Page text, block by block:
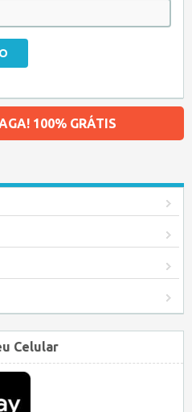
100% GRÁTIS
Celular